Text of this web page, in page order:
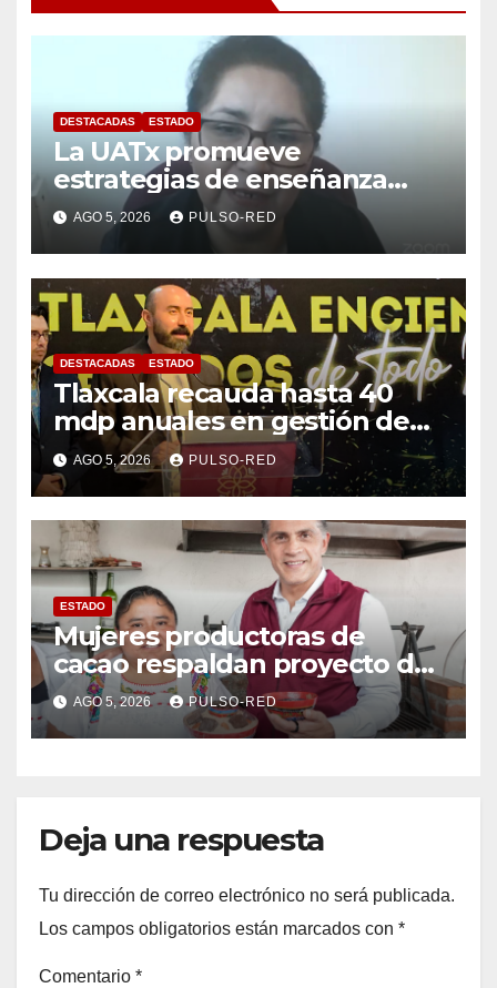
DESTACADAS ESTADO
La UATx promueve
estrategias de enseñanza
centradas en el contexto de
sus estudiantes
AGO 5, 2026 PULSO-RED
DESTACADAS ESTADO
Tlaxcala recauda hasta 40
mdp anuales en gestión de
residuos: PAA
AGO 5, 2026 PULSO-RED
ESTADO
Mujeres productoras de
cacao respaldan proyecto de
Alfonso Sánchez García
rumbo a la Coordinación
Estatal de Morena
AGO 5, 2026 PULSO-RED
Deja una respuesta
Tu dirección de correo electrónico no será publicada.
Los campos obligatorios están marcados con *
Comentario *